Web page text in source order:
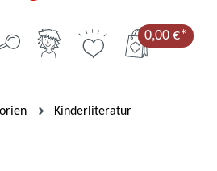
0,00 €*
Kinderliteratur